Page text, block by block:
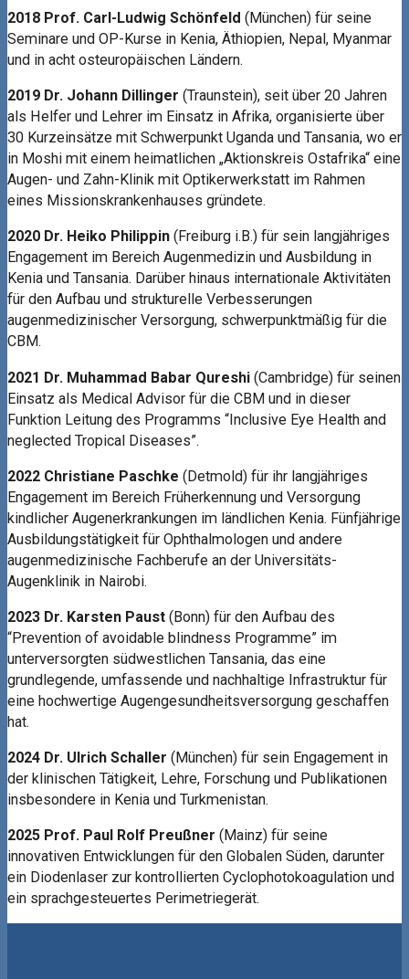
2018 Prof. Carl-Ludwig Schönfeld (München) für seine
Seminare und OP-Kurse in Kenia, Äthiopien, Nepal, Myanmar
und in acht osteuropäischen Ländern.
2019 Dr. Johann Dillinger (Traunstein), seit über 20 Jahren
als Helfer und Lehrer im Einsatz in Afrika, organisierte über
30 Kurzeinsätze mit Schwerpunkt Uganda und Tansania, wo er
in Moshi mit einem heimatlichen „Aktionskreis Ostafrika“ eine
Augen- und Zahn-Klinik mit Optikerwerkstatt im Rahmen
eines Missionskrankenhauses gründete.
2020 Dr. Heiko Philippin (Freiburg i.B.) für sein langjähriges
Engagement im Bereich Augenmedizin und Ausbildung in
Kenia und Tansania. Darüber hinaus internationale Aktivitäten
für den Aufbau und strukturelle Verbesserungen
augenmedizinischer Versorgung, schwerpunktmäßig für die
CBM.
2021 Dr. Muhammad Babar Qureshi (Cambridge) für seinen
Einsatz als Medical Advisor für die CBM und in dieser
Funktion Leitung des Programms “Inclusive Eye Health and
neglected Tropical Diseases”.
2022 Christiane Paschke (Detmold) für ihr langjähriges
Engagement im Bereich Früherkennung und Versorgung
kindlicher Augenerkrankungen im ländlichen Kenia. Fünfjährige
Ausbildungstätigkeit für Ophthalmologen und andere
augenmedizinische Fachberufe an der Universitäts-
Augenklinik in Nairobi.
2023 Dr. Karsten Paust (Bonn) für den Aufbau des
“Prevention of avoidable blindness Programme” im
unterversorgten südwestlichen Tansania, das eine
grundlegende, umfassende und nachhaltige Infrastruktur für
eine hochwertige Augengesundheitsversorgung geschaffen
hat.
2024 Dr. Ulrich Schaller (München) für sein Engagement in
der klinischen Tätigkeit, Lehre, Forschung und Publikationen
insbesondere in Kenia und Turkmenistan.
2025 Prof. Paul Rolf Preußner (Mainz) für seine
innovativen Entwicklungen für den Globalen Süden, darunter
ein Diodenlaser zur kontrollierten Cyclophotokoagulation und
ein sprachgesteuertes Perimetriegerät.